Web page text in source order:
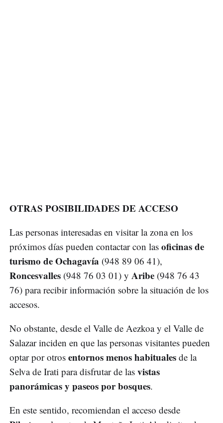
OTRAS POSIBILIDADES DE ACCESO
Las personas interesadas en visitar la zona en los
próximos días pueden contactar con las oficinas de
turismo de Ochagavía (948 89 06 41),
Roncesvalles (948 76 03 01) y Aribe (948 76 43
76) para recibir información sobre la situación de los
accesos.
No obstante, desde el Valle de Aezkoa y el Valle de
Salazar inciden en que las personas visitantes pueden
optar por otros entornos menos habituales de la
Selva de Irati para disfrutar de las vistas
panorámicas y paseos por bosques.
En este sentido, recomiendan el acceso desde